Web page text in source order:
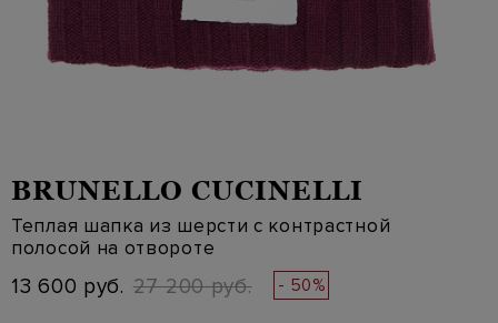
BRUNELLO CUCINELLI
Теплая шапка из шерсти с контрастной
полосой на отвороте
13 600 руб. 27 200 руб. - 50%